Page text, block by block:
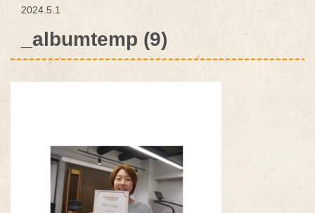
2024.5.1
_albumtemp (9)